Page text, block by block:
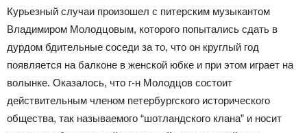
Курьезный случаи произошел с питерским музыкантом
Владимиром Молодцовым, которого попытались сдать в
дурдом бдительные соседи за то, что он круглый год
появляется на балконе в женской юбке и при этом играет на
волынке. Оказалось, что г-н Молодцов состоит
действительным членом петербургского исторического
общества, так называемого “шотландского клана” и носит